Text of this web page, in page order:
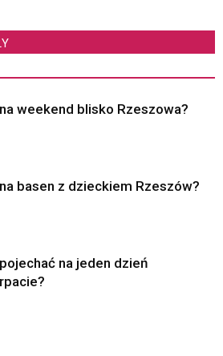
weekend blisko Rzeszowa?
basen z dzieckiem Rzeszów?
na jeden dzień